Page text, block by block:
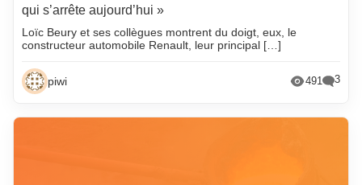
qui s’arrête aujourd’hui »
Loïc Beury et ses collègues montrent du doigt, eux, le
constructeur automobile Renault, leur principal […]
piwi 491 3